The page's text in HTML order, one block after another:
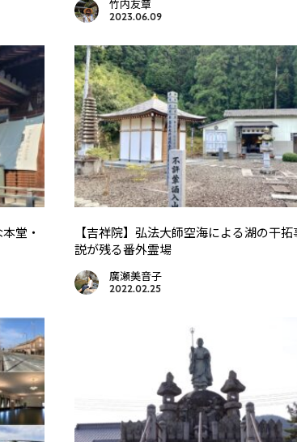
竹内友章
2023.06.09
堂・
【吉祥院】弘法大師空海による湖の干
説が残る番外霊場
廣瀬美音子
2022.02.25